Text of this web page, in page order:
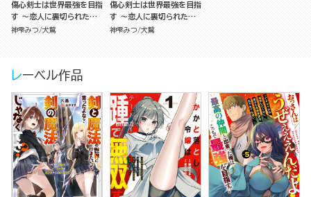
傷心剣士は世界最強を目指
す ～恋人に裏切られた男
は竜の力を手に入れ頂へと
神雫みつ 犬鷲
傷心剣士は世界最強を目指
す ～恋人に裏切られた男
は竜の力を手に入れ頂へと
神雫みつ 犬鷲
レーベル作品